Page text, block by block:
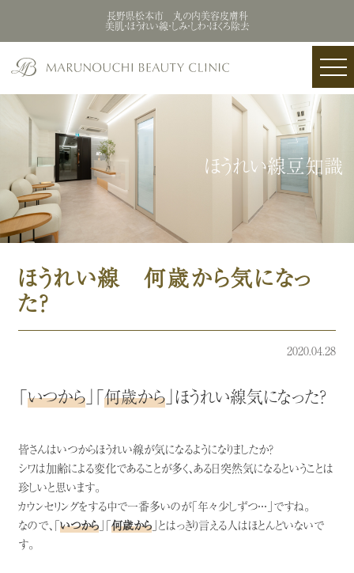
長野県松本市 丸の内美容皮膚科
美肌・ほうれい線・しみ・しわ・ほくろ除去
ほうれい線豆知識
ほうれい線 何歳から気になっ
た？
2020.04.28
「いつから」「何歳から」ほうれい線気になった？
皆さんはいつからほうれい線が気になるようになりましたか？
シワは加齢による変化であることが多く、ある日突然気になるということは
珍しいと思います。
カウンセリングをする中で一番多いのが「年々少しずつ・・・」ですね。
なので、「いつから」「何歳から」とはっきり言える人はほとんどいないで
す。